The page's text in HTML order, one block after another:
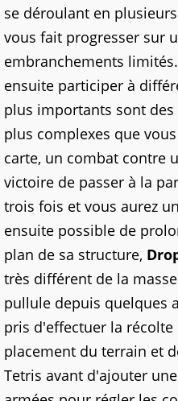
se déroulant en
vous fait progresser sur
embranchements
ensuite participer à
plus importants sont des
plus complexes que
carte, un combat contre
victoire de passer à la
trois fois et vous aurez
ensuite possible de
plan de sa structure,
très différent de la
pullule depuis quelques
pris d'effectuer la récolte
placement du terrain et
Tetris avant d'ajouter